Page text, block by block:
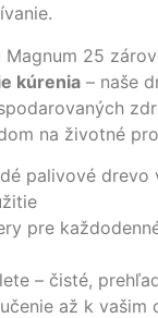
25
kúrenia – naše
na životné
palivové drevo
pre
– čisté,
až k vašim